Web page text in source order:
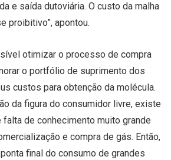
e saída dutoviária. O custo da malha
proibitivo”, apontou.
otimizar o processo de compra
o portfólio de suprimento dos
custos para obtenção da molécula.
da figura do consumidor livre, existe
de conhecimento muito grande
e compra de gás. Então,
final do consumo de grandes